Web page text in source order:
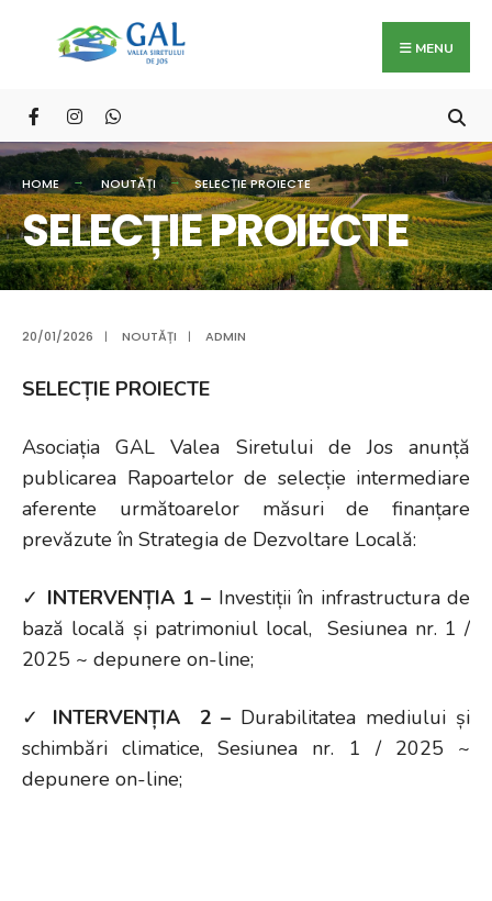
MENU
HOME NOUTĂȚI SELECȚIE PROIECTE
SELECȚIE PROIECTE
20/01/2026 | NOUTĂȚI | ADMIN
SELECȚIE PROIECTE
Asociația GAL Valea Siretului de Jos anunță
publicarea Rapoartelor de selecție intermediare
aferente următoarelor măsuri de finanțare
prevăzute în Strategia de Dezvoltare Locală:
✓ INTERVENȚIA 1 – Investiții în infrastructura de
bază locală și patrimoniul local, Sesiunea nr. 1 /
2025 ~ depunere on-line;
✓ INTERVENȚIA 2 – Durabilitatea mediului și
schimbări climatice, Sesiunea nr. 1 / 2025 ~
depunere on-line;
for: